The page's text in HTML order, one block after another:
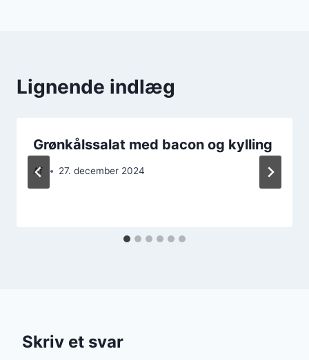
Lignende indlæg
Grønkålssalat med bacon og kylling
Af 27. december 2024
Skriv et svar